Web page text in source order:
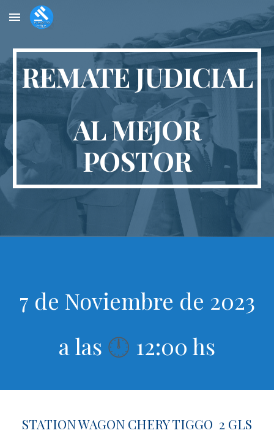
Skip to main content Skip to navigation
REMATE JUDICIAL
AL MEJOR
POSTOR
7 de Noviembre de 2023
a las 🕛 12:00 hs
STATION WAGON CHERY TIGGO 2 GLS